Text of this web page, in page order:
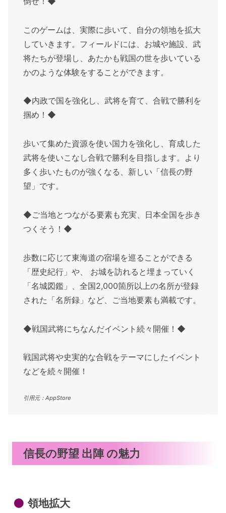
このゲームは、実際に歩いて、自分の領地を拡大
していきます。フィールドには、お城や施設、武
将たちが登場し、あたかも戦国の世を歩いている
かのような体験をすることができます。
◆内政で国を強化し、武将を育て、合戦で勝利を
掴め！◆
歩いて集めた資源を使い国力を強化し、育成した
武将を使いこなし合戦で勝利を目指します。より
多く歩いたものが強くなる、新しい「信長の野
望」です。
◆ご当地とつながる要素も充実、日本全国を歩き
つくそう！◆
歩数に応じて東海道の宿場を巡ることができる
「歴史紀行」や、 お城を訪れると埋まっていく
「名城図鑑」、全国2,000箇所以上の名所が登録
された「名所録」など、ご当地要素も満載です。
◆戦国武将にちなんだイベント続々開催！◆
戦国武将や史実的な合戦をテーマにしたイベント
などを続々開催！
引用元：AppStore
信長の野望 出陣 の魅力
領地拡大